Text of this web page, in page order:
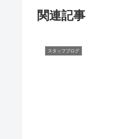
関連記事
スタッフブログ